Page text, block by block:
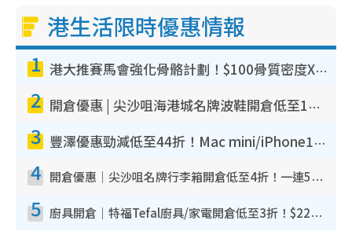
港生活限時優惠情報
1 港大推賽馬會強化骨骼計劃！$100骨質密度X光檢查 完成免費運動訓練送超市禮券！附參加資格
2 開倉優惠 | 尖沙咀海港城名牌波鞋開倉低至1折！On鞋$899起／Joy&Peace鞋履$98起
3 豐澤優惠勁減低至44折！Mac mini/iPhone17Pro大減價！廚房家電$220起
4 開倉優惠｜尖沙咀名牌行李箱開倉低至4折！一連5日 American Tourister/ace./Hallmark $200起！
5 廚具開倉｜特福Tefal廚具/家電開倉低至3折！$220起買平底鍋/炒鑊/湯煲！電飯煲/吸塵機/燙斗$418起